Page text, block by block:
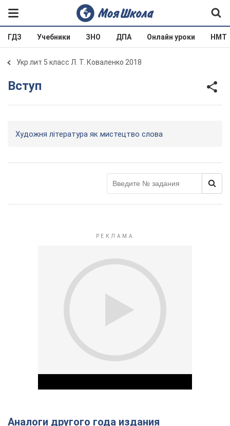
ГДЗ Учебники ЗНО ДПА Онлайн уроки НМТ
Укр лит 5 класс Л. Т. Коваленко 2018
Вступ
Художня література як мистецтво слова
Аналоги другого года издания